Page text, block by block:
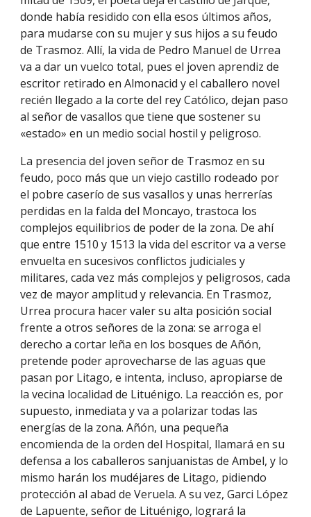
donde había residido con ella esos últimos años,
para mudarse con su mujer y sus hijos a su feudo
de Trasmoz. Allí, la vida de Pedro Manuel de Urrea
va a dar un vuelco total, pues el joven aprendiz de
escritor retirado en Almonacid y el caballero novel
recién llegado a la corte del rey Católico, dejan paso
al señor de vasallos que tiene que sostener su
«estado» en un medio social hostil y peligroso.
La presencia del joven señor de Trasmoz en su
feudo, poco más que un viejo castillo rodeado por
el pobre caserío de sus vasallos y unas herrerías
perdidas en la falda del Moncayo, trastoca los
complejos equilibrios de poder de la zona. De ahí
que entre 1510 y 1513 la vida del escritor va a verse
envuelta en sucesivos conflictos judiciales y
militares, cada vez más complejos y peligrosos, cada
vez de mayor amplitud y relevancia. En Trasmoz,
Urrea procura hacer valer su alta posición social
frente a otros señores de la zona: se arroga el
derecho a cortar leña en los bosques de Añón,
pretende poder aprovecharse de las aguas que
pasan por Litago, e intenta, incluso, apropiarse de
la vecina localidad de Lituénigo. La reacción es, por
supuesto, inmediata y va a polarizar todas las
energías de la zona. Añón, una pequeña
encomienda de la orden del Hospital, llamará en su
defensa a los caballeros sanjuanistas de Ambel, y lo
mismo harán los mudéjares de Litago, pidiendo
protección al abad de Veruela. A su vez, Garci López
de Lapuente, señor de Lituénigo, logrará la